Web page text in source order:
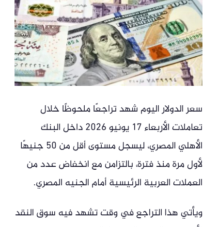
سعر الدولار اليوم شهد تراجعًا ملحوظًا خلال
تعاملات الأربعاء 17 يونيو 2026 داخل البنك
الأهلي المصري، ليسجل مستوى أقل من 50 جنيهًا
لأول مرة منذ فترة، بالتزامن مع انخفاض عدد من
العملات العربية الرئيسية أمام الجنيه المصري.
ويأتي هذا التراجع في وقت تشهد فيه سوق النقد